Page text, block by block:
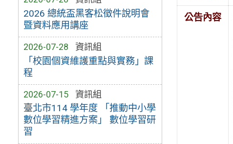
2026 總統盃黑客松徵件說明會
暨資料應用講座
2026-07-28 資訊組
「校園個資維護重點與實務」課
程
2026-07-15 資訊組
臺北市114 學年度 「推動中小學
數位學習精進方案」 數位學習研
習
公告內容